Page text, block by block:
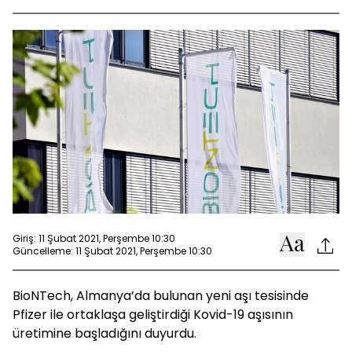
Giriş: 11 Şubat 2021, Perşembe 10:30
Güncelleme: 11 Şubat 2021, Perşembe 10:30
BioNTech, Almanya’da bulunan yeni aşı tesisinde
Pfizer ile ortaklaşa geliştirdiği Kovid-19 aşısının
üretimine başladığını duyurdu.